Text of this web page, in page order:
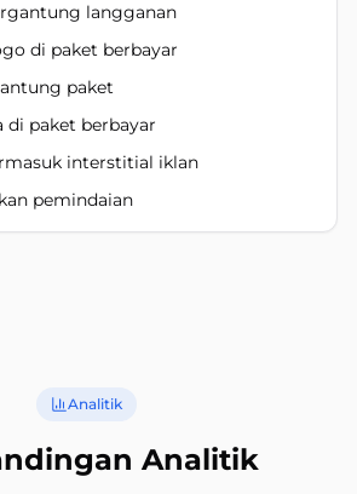
langganan
di paket berbayar
paket
di paket berbayar
interstitial iklan
pemindaian
Analitik
Analitik